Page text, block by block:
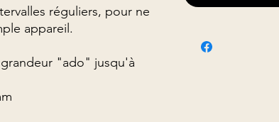
réguliers, pour ne
appareil.
"ado" jusqu'à